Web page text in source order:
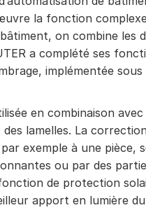
la fonction
on combine les
a complété ses
implémentée
en combinaison avec
lamelles. La
exemple à une pièce,
ou par des
de protection
apport en lumière